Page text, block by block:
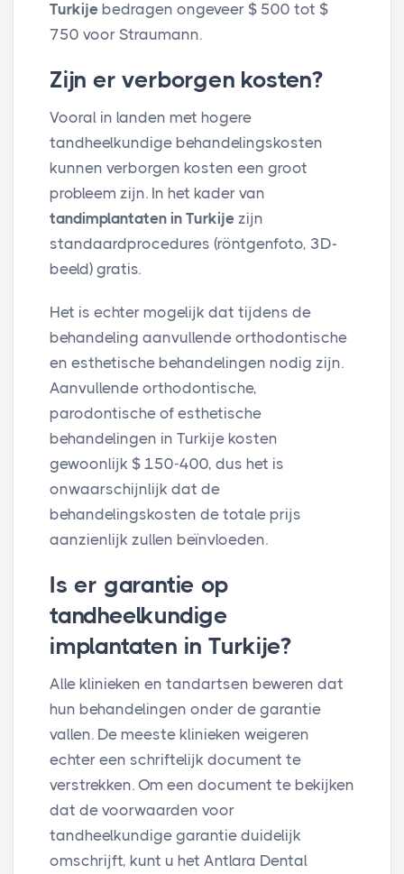
Turkije bedragen ongeveer $ 500 tot $
750 voor Straumann.
Zijn er verborgen kosten?
Vooral in landen met hogere
tandheelkundige behandelingskosten
kunnen verborgen kosten een groot
probleem zijn. In het kader van
tandimplantaten in Turkije zijn
standaardprocedures (röntgenfoto, 3D-
beeld) gratis.
Het is echter mogelijk dat tijdens de
behandeling aanvullende orthodontische
en esthetische behandelingen nodig zijn.
Aanvullende orthodontische,
parodontische of esthetische
behandelingen in Turkije kosten
gewoonlijk $ 150-400, dus het is
onwaarschijnlijk dat de
behandelingskosten de totale prijs
aanzienlijk zullen beïnvloeden.
Is er garantie op
tandheelkundige
implantaten in Turkije?
Alle klinieken en tandartsen beweren dat
hun behandelingen onder de garantie
vallen. De meeste klinieken weigeren
echter een schriftelijk document te
verstrekken. Om een document te bekijken
dat de voorwaarden voor
tandheelkundige garantie duidelijk
omschrijft, kunt u het Antlara Dental